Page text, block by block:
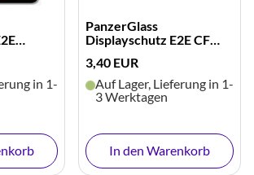
in 1-
PanzerGlass
Displayschutz E2E CF
3,40 EUR
Auf Lager, Lieferung in 1-
3 Werktagen
In den Warenkorb